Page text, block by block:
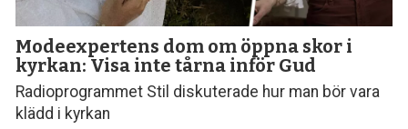
Modeexpertens dom om öppna skor i
kyrkan: Visa inte tårna inför Gud
Radioprogrammet Stil diskuterade hur man bör vara
klädd i kyrkan